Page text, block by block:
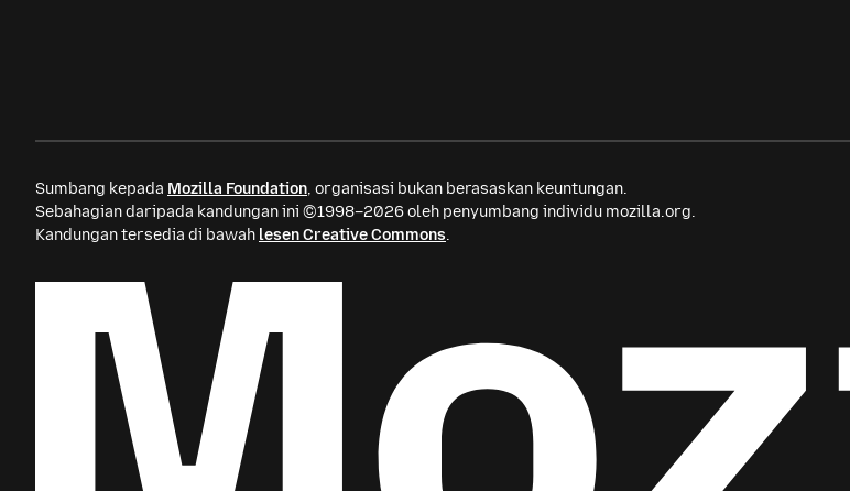
Sumbang kepada Mozilla Foundation, organisasi bukan berasaskan keuntungan.
Sebahagian daripada kandungan ini ©1998–2026 oleh penyumbang individu mozilla.org.
Kandungan tersedia di bawah lesen Creative Commons.